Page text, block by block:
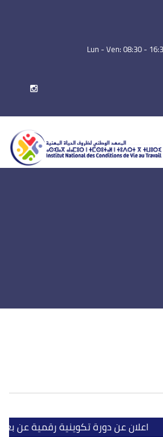
Lun - Ven: 08:30 -
اعلان عن دورة تكوينية رقمية عن